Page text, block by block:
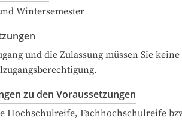
Wintersemester
und die Zulassung müssen Sie
zu den Voraussetzungen
Hochschulreife, Fachhochschulreife